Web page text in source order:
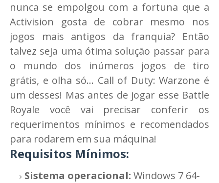
nunca se empolgou com a fortuna que a
Activision gosta de cobrar mesmo nos
jogos mais antigos da franquia? Então
talvez seja uma ótima solução passar para
o mundo dos inúmeros jogos de tiro
grátis, e olha só... Call of Duty: Warzone é
um desses! Mas antes de jogar esse Battle
Royale você vai precisar conferir os
requerimentos mínimos e recomendados
para rodarem em sua máquina!
Requisitos Mínimos:
Sistema operacional: Windows 7 64-